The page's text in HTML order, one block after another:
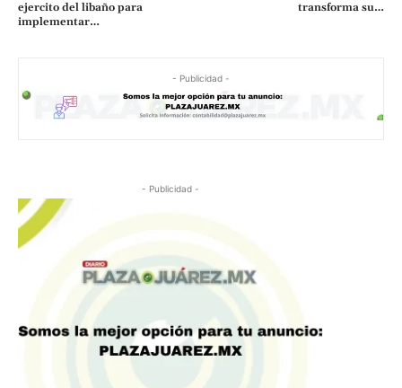
ejercito del libaño para
implementar…
transforma su…
- Publicidad -
- Publicidad -